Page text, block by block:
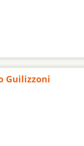
Guilizzoni